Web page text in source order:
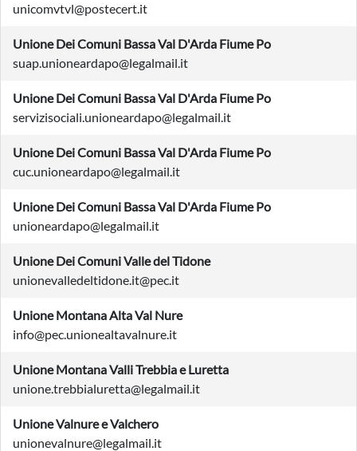
unicomvtvl@postecert.it
Unione Dei Comuni Bassa Val D'Arda Fiume Po
suap.unioneardapo@legalmail.it
Unione Dei Comuni Bassa Val D'Arda Fiume Po
servizisociali.unioneardapo@legalmail.it
Unione Dei Comuni Bassa Val D'Arda Fiume Po
cuc.unioneardapo@legalmail.it
Unione Dei Comuni Bassa Val D'Arda Fiume Po
unioneardapo@legalmail.it
Unione Dei Comuni Valle del Tidone
unionevalledeltidone.it@pec.it
Unione Montana Alta Val Nure
info@pec.unionealtavalnure.it
Unione Montana Valli Trebbia e Luretta
unione.trebbialuretta@legalmail.it
Unione Valnure e Valchero
unionevalnure@legalmail.it